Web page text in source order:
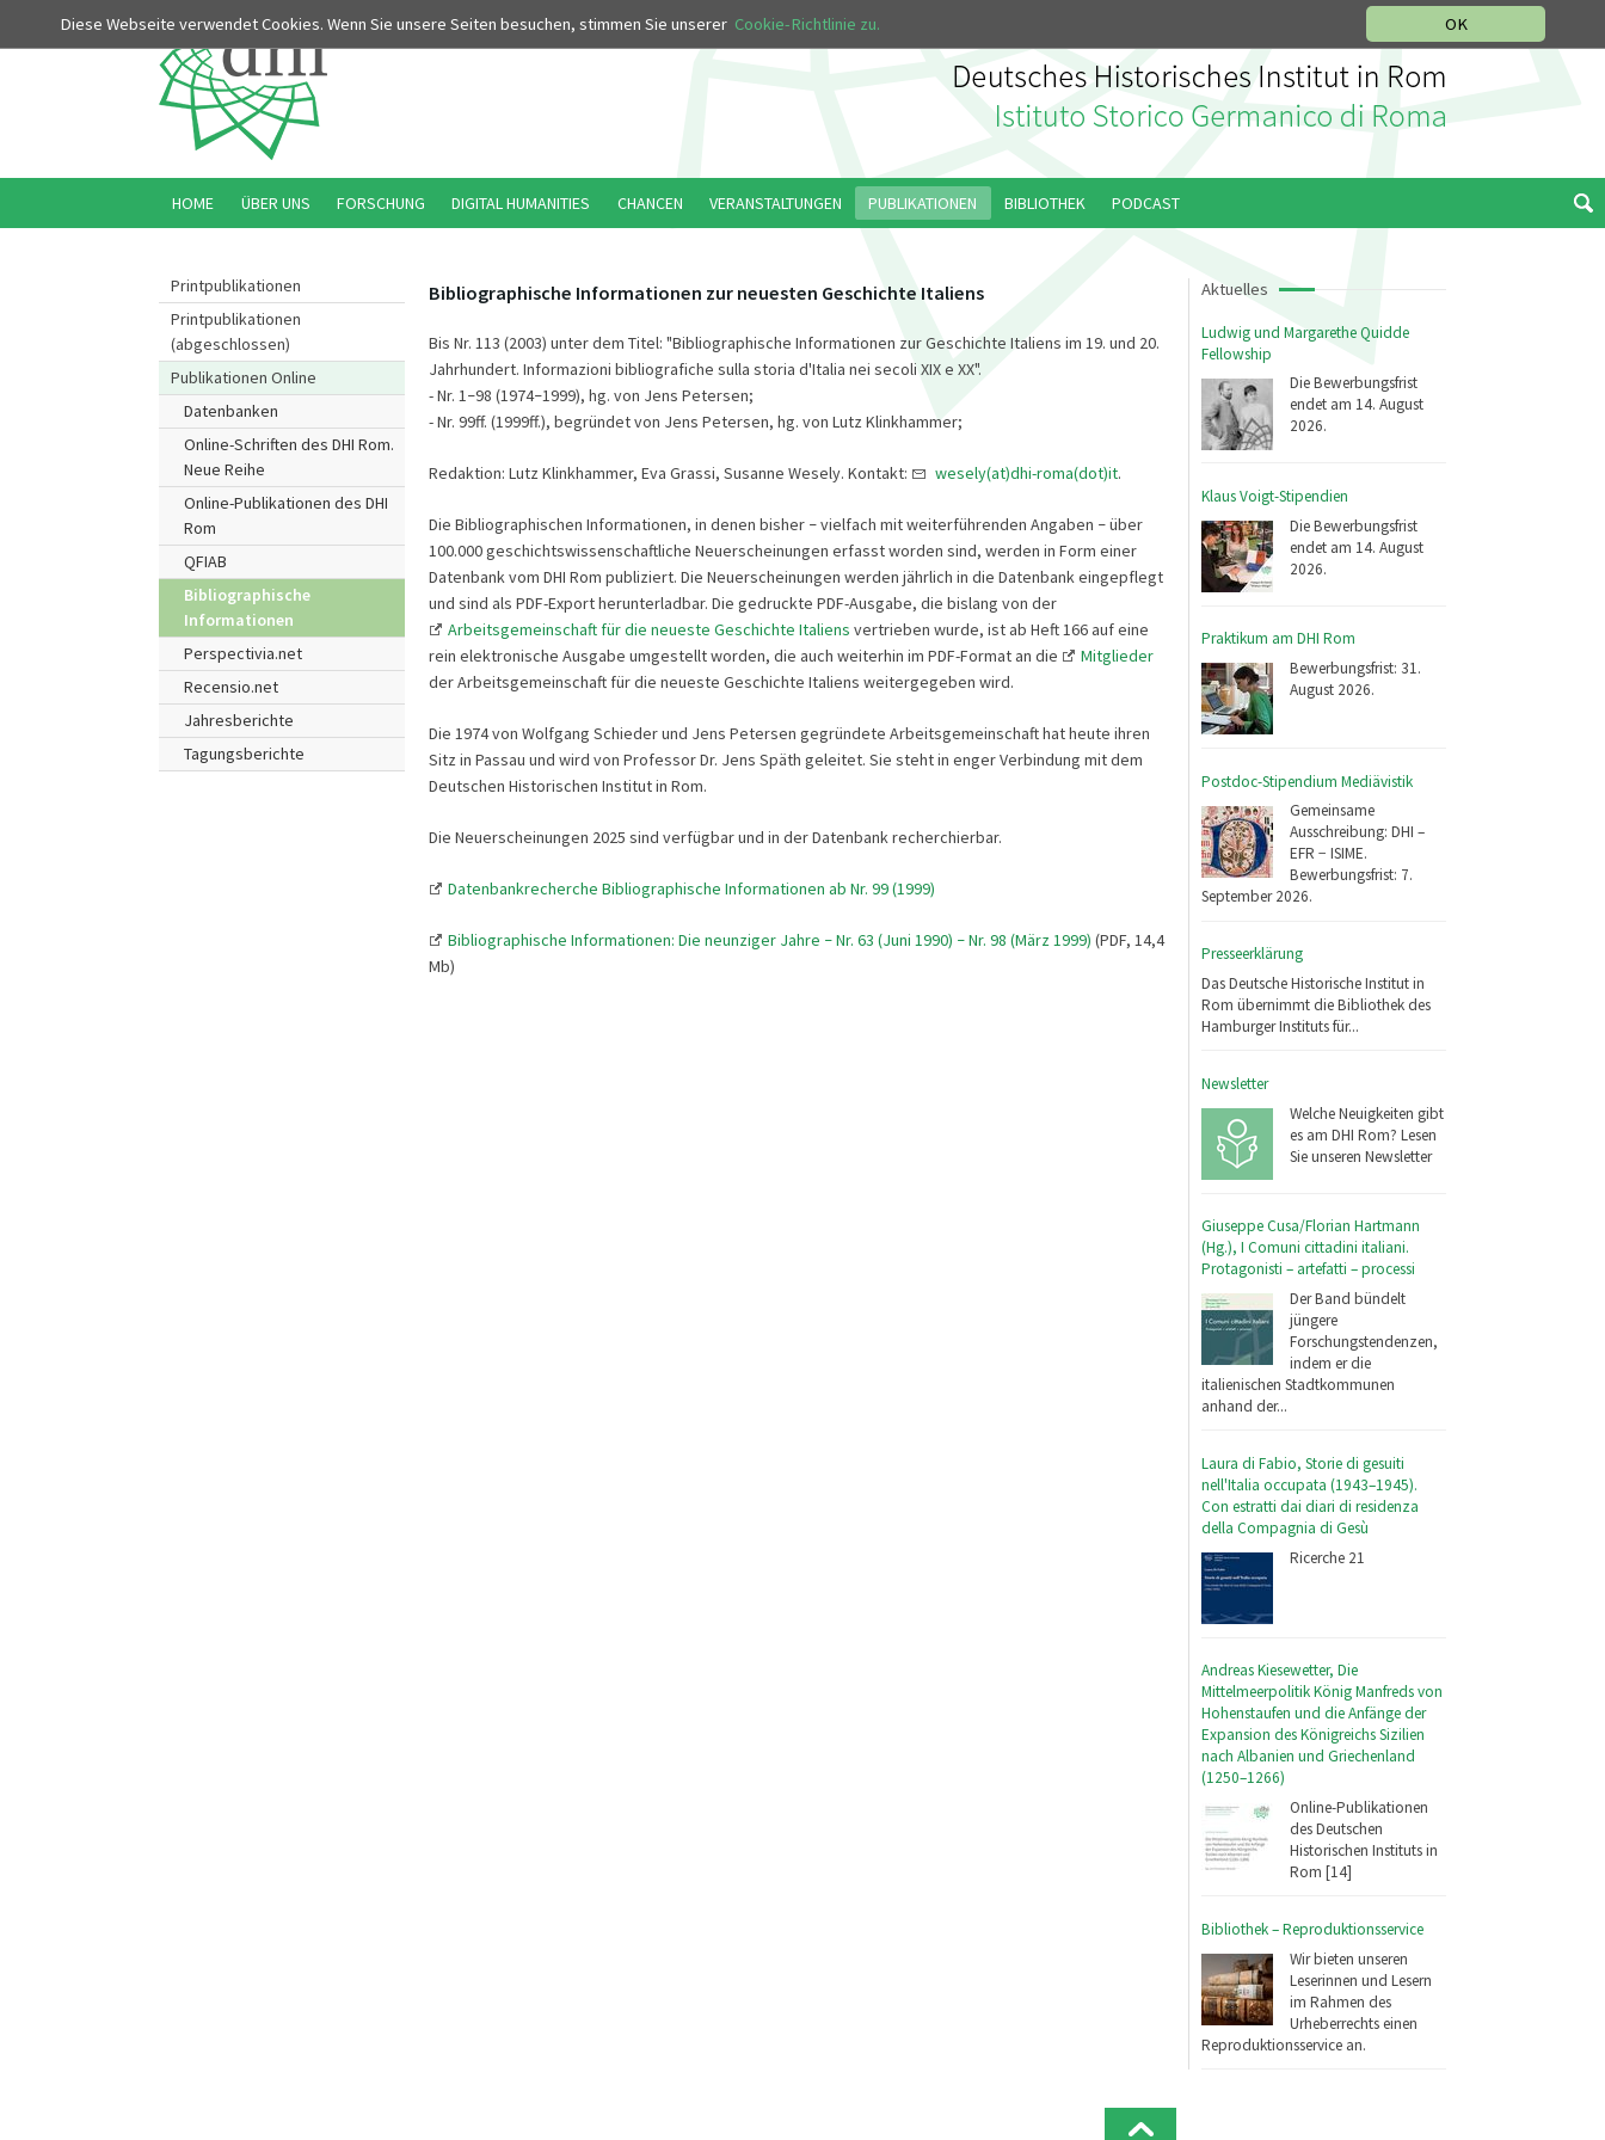
OK
Diese Webseite verwendet Cookies. Wenn Sie unsere Seiten besuchen, stimmen Sie unserer Cookie-Richtlinie zu.
Printpublikationen
Printpublikationen
(abgeschlossen)
Publikationen Online
Datenbanken
Online-Schriften des DHI Rom.
Neue Reihe
Online-Publikationen des DHI
Rom
QFIAB
Bibliographische
Informationen
Perspectivia.net
Recensio.net
Jahresberichte
Tagungsberichte
Aktuelles
Ludwig und Margarethe Quidde
Fellowship
Die Bewerbungsfrist
endet am 14. August
2026.
Klaus Voigt-Stipendien
Die Bewerbungsfrist
endet am 14. August
2026.
Praktikum am DHI Rom
Bewerbungsfrist: 31.
August 2026.
Postdoc-Stipendium Mediävistik
Gemeinsame
Ausschreibung: DHI –
EFR − ISIME.
Bewerbungsfrist: 7.
September 2026.
Presseerklärung
Das Deutsche Historische Institut in
Rom übernimmt die Bibliothek des
Hamburger Instituts für...
Newsletter
Welche Neuigkeiten gibt
es am DHI Rom? Lesen
Sie unseren Newsletter
Giuseppe Cusa/Florian Hartmann
(Hg.), I Comuni cittadini italiani.
Protagonisti – artefatti – processi
Der Band bündelt
jüngere
Forschungstendenzen,
indem er die
italienischen Stadtkommunen
anhand der...
Laura di Fabio, Storie di gesuiti
nell'Italia occupata (1943–1945).
Con estratti dai diari di residenza
della Compagnia di Gesù
Ricerche 21
Andreas Kiesewetter, Die
Mittelmeerpolitik König Manfreds von
Hohenstaufen und die Anfänge der
Expansion des Königreichs Sizilien
nach Albanien und Griechenland
(1250–1266)
Online-Publikationen
des Deutschen
Historischen Instituts in
Rom [14]
Bibliothek – Reproduktionsservice
Wir bieten unseren
Leserinnen und Lesern
im Rahmen des
Urheberrechts einen
Reproduktionsservice an.
Bibliographische Informationen zur neuesten Geschichte Italiens
Bis Nr. 113 (2003) unter dem Titel: "Bibliographische Informationen zur Geschichte Italiens im 19. und 20.
Jahrhundert. Informazioni bibliografiche sulla storia d'Italia nei secoli XIX e XX".
- Nr. 1–98 (1974–1999), hg. von Jens Petersen;
- Nr. 99ff. (1999ff.), begründet von Jens Petersen, hg. von Lutz Klinkhammer;
Redaktion: Lutz Klinkhammer, Eva Grassi, Susanne Wesely. Kontakt: wesely(at)dhi-roma(dot)it.
Die Bibliographischen Informationen, in denen bisher –vielfach mit weiterführenden Angaben –über
100.000 geschichtswissenschaftliche Neuerscheinungen erfasst worden sind, werden in Form einer
Datenbank vom DHI Rom publiziert. Die Neuerscheinungen werden jährlich in die Datenbank eingepflegt
und sind als PDF-Export herunterladbar. Die gedruckte PDF-Ausgabe, die bislang von der
Arbeitsgemeinschaft für die neueste Geschichte Italiens vertrieben wurde, ist ab Heft 166 auf eine
rein elektronische Ausgabe umgestellt worden, die auch weiterhin im PDF-Format an die
Mitglieder
der Arbeitsgemeinschaft für die neueste Geschichte Italiens weitergegeben wird.
Die 1974 von Wolfgang Schieder und Jens Petersen gegründete Arbeitsgemeinschaft hat heute ihren
Sitz in Passau und wird von Professor Dr. Jens Späth geleitet. Sie steht in enger Verbindung mit dem
Deutschen Historischen Institut in Rom.
Die Neuerscheinungen 2025 sind verfügbar und in der Datenbank recherchierbar.
Datenbankrecherche Bibliographische Informationen ab Nr. 99 (1999)
Bibliographische Informationen: Die neunziger Jahre –Nr. 63 (Juni 1990) –Nr. 98 (März 1999) (PDF, 14,4
Mb)
HOME ÜBER UNS FORSCHUNG DIGITAL HUMANITIES CHANCEN VERANSTALTUNGEN PUBLIKATIONEN BIBLIOTHEK PODCAST